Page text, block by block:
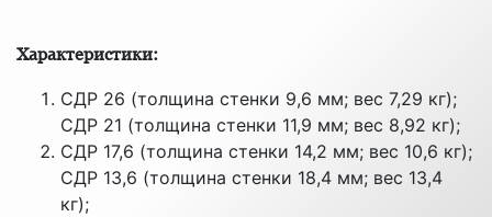
Характеристики:
СДР 26 (толщина стенки 9,6 мм; вес 7,29 кг);
СДР 21 (толщина стенки 11,9 мм; вес 8,92 кг);
СДР 17,6 (толщина стенки 14,2 мм; вес 10,6 кг);
СДР 13,6 (толщина стенки 18,4 мм; вес 13,4
кг);